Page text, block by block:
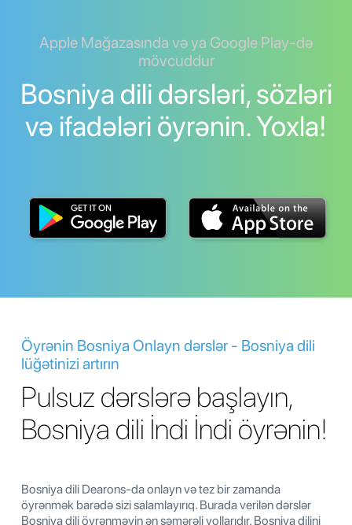
Apple Mağazasında və ya Google Play-də
mövcuddur
Bosniya dili dərsləri, sözləri
və ifadələri öyrənin. Yoxla!
Öyrənin Bosniya Onlayn dərslər - Bosniya dili
lüğətinizi artırın
Pulsuz dərslərə başlayın,
Bosniya dili İndi İndi öyrənin!
Bosniya dili Dearons-da onlayn və tez bir zamanda
öyrənmək barədə sizi salamlayırıq. Burada verilən dərslər
Bosniya dili öyrənməyin ən səmərəli yollarıdır. Bosniya dilini